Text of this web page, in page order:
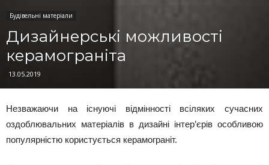
Будівельні матеріали
Дизайнерські можливості
керамограніта
13.05.2019
Незважаючи на існуючі відмінності всіляких сучасних
оздоблювальних матеріалів в дизайні інтер’єрів особливою
популярністю користується керамограніт.